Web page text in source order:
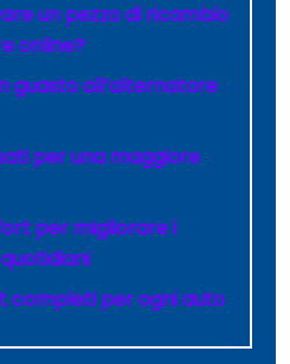
un pezzo di ricambio
online?
guasto all’alternatore
per una maggiore
per migliorare i
completi per ogni auto